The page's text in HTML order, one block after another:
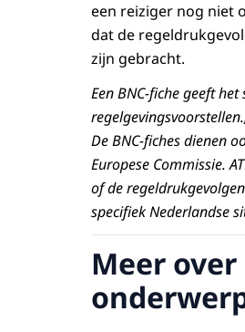
een reiziger nog niet
dat de
zijn gebracht.
Een BNC-fiche geeft
De BNC-fiches dienen
Europese Commissie.
of de
specifiek Nederlandse
Meer